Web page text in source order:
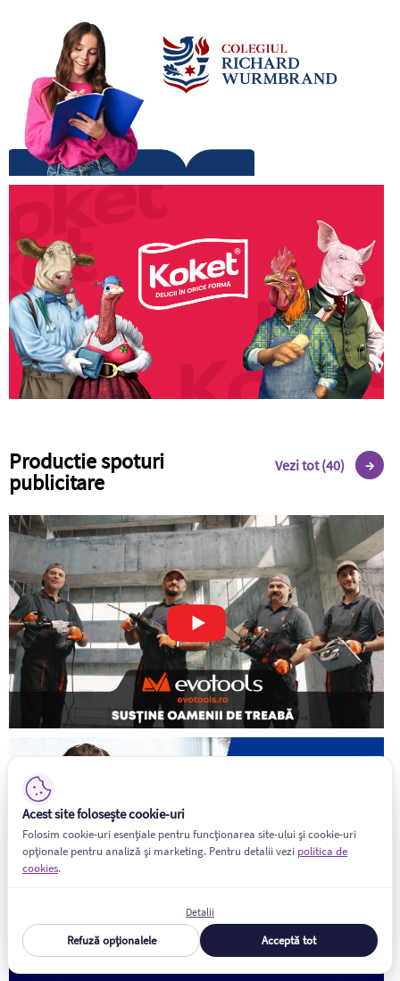
Productie spoturi
publicitare
Vezi tot (40)
Acest site folosește cookie-uri
Folosim cookie-uri esențiale pentru funcționarea site-ului și cookie-uri
opționale pentru analiză și marketing. Pentru detalii vezi politica de
cookies.
Detalii
Refuză opționalele Acceptă tot